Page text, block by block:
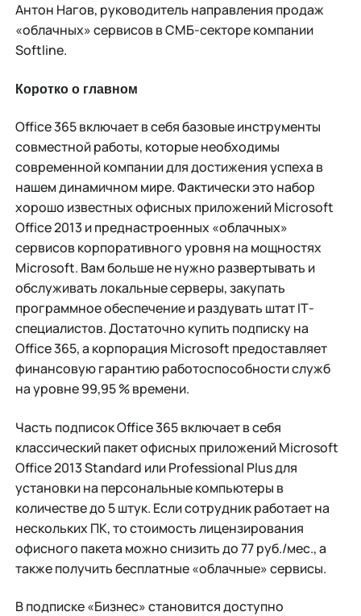
Антон Нагов, руководитель направления продаж
«облачных» сервисов в СМБ-секторе компании
Softline.
Коротко о главном
Office 365 включает в себя базовые инструменты
совместной работы, которые необходимы
современной компании для достижения успеха в
нашем динамичном мире. Фактически это набор
хорошо известных офисных приложений Microsoft
Office 2013 и преднастроенных «облачных»
сервисов корпоративного уровня на мощностях
Microsoft. Вам больше не нужно развертывать и
обслуживать локальные серверы, закупать
программное обеспечение и раздувать штат IТ-
специалистов. Достаточно купить подписку на
Office 365, а корпорация Microsoft предоставля­ет
финансовую гарантию работоспособности служб
на уровне 99,95 % времени.
Часть подписок Office 365 включает в себя
классический пакет офисных приложений Microsoft
Office 2013 Standard или Professional Plus для
установки на персональные компьютеры в
количестве до 5 штук. Если сотрудник работает на
нескольких ПК, то стоимость лицензирования
офисного пакета можно снизить до 77 руб./мес., а
также получить бесплатные «облачные» сервисы.
В подписке «Бизнес» становится доступно